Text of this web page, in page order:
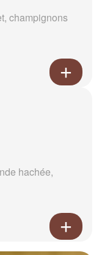
champignons
hachée,